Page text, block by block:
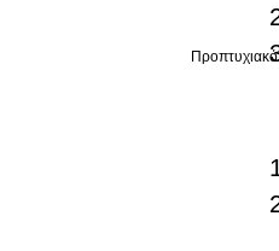
Προπτυχιακό